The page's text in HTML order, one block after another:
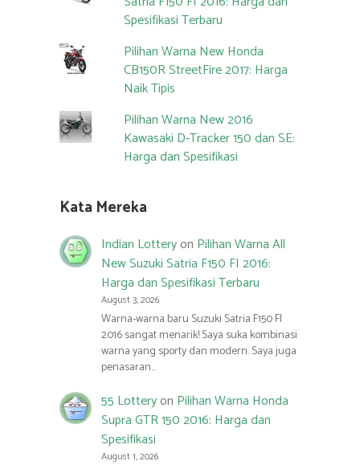
Spesifikasi Terbaru
Pilihan Warna New Honda
CB150R StreetFire 2017: Harga
Naik Tipis
Pilihan Warna New 2016
Kawasaki D-Tracker 150 dan SE:
Harga dan Spesifikasi
Kata Mereka
Indian Lotteryon Pilihan Warna All
New Suzuki Satria F150 FI 2016:
Harga dan Spesifikasi Terbaru
August 3, 2026
Warna-warna baru Suzuki Satria F150 FI
2016 sangat menarik! Saya suka kombinasi
warna yang sporty dan modern. Saya juga
penasaran…
55 Lotteryon Pilihan Warna Honda
Supra GTR 150 2016: Harga dan
Spesifikasi
August 1, 2026